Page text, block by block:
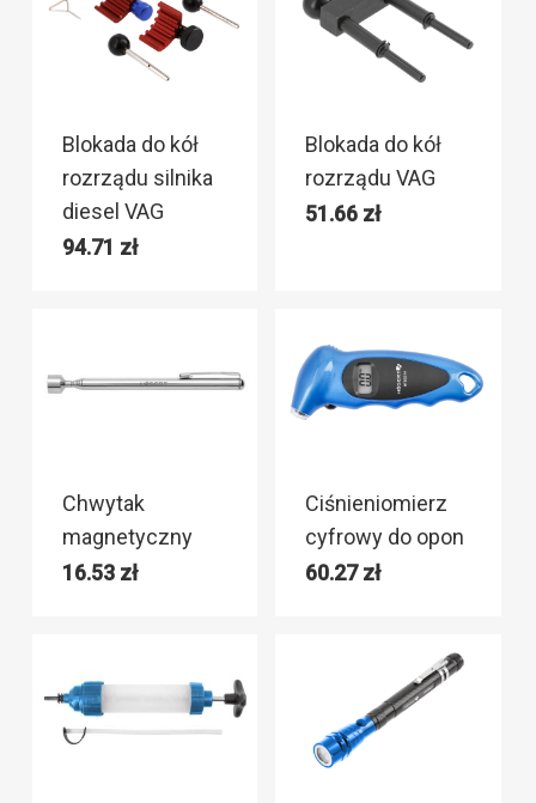
Blokada do kół
rozrządu silnika
diesel VAG
94.71 zł
Blokada do kół
rozrządu VAG
51.66 zł
Chwytak
magnetyczny
16.53 zł
Ciśnieniomierz
cyfrowy do opon
60.27zł